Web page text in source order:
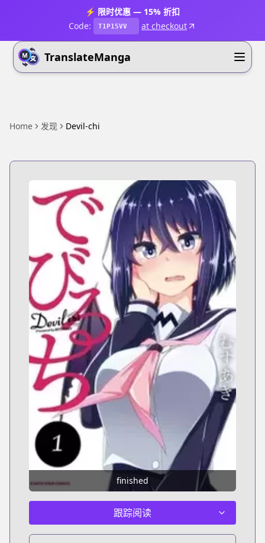
⚡ 限时优惠 — 15% 折扣
Code:
T1P15VV at checkout
TranslateManga
Home 发现 Devil-chi
finished
跟踪阅读